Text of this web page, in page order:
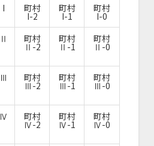
I 町村
I-2
町村
I-1
町村
I-0
Ⅱ 町村
Ⅱ-2
町村
Ⅱ-1
町村
Ⅱ-0
Ⅲ 町村
Ⅲ-2
町村
Ⅲ-1
町村
Ⅲ-0
Ⅳ 町村
Ⅳ-2
町村
Ⅳ-1
町村
Ⅳ-0